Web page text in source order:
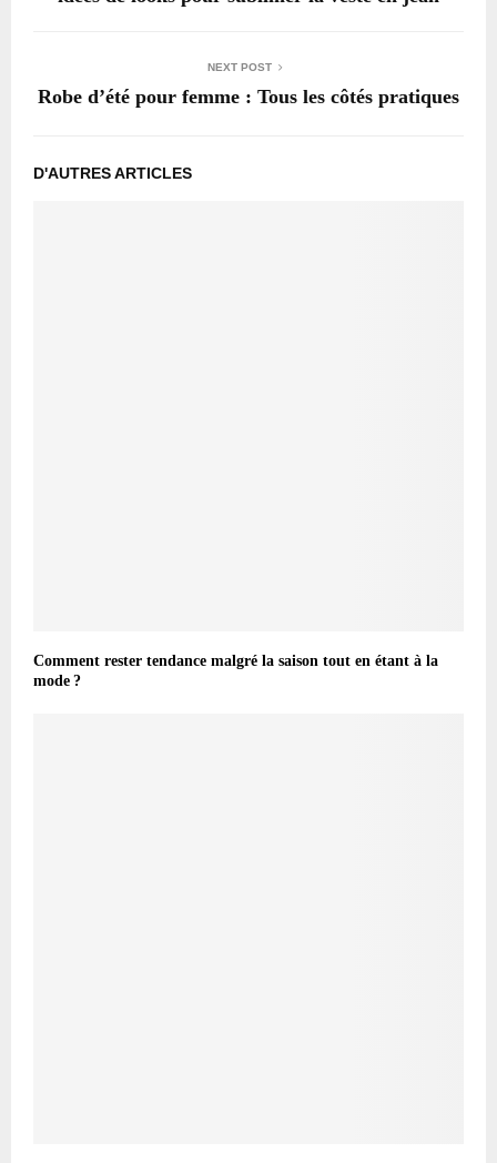
NEXT POST
Robe d’été pour femme : Tous les côtés pratiques
D'AUTRES ARTICLES
Comment rester tendance malgré la saison tout en étant à la
mode ?